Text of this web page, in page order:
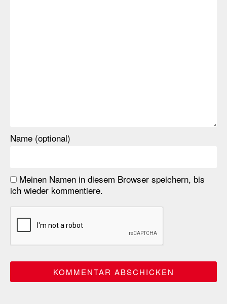
Name (optional)
Meinen Namen in diesem Browser speichern, bis
ich wieder kommentiere.